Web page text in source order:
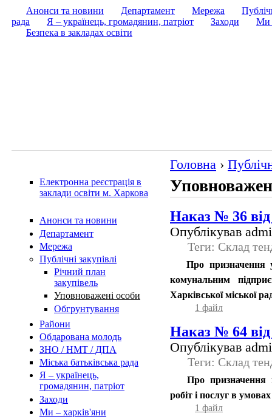
Анонси та новини Департамент Мережа
рада
Я – українець, громадянин, патріот Заходи
Ми
Безпека в закладах освіти
Електронна реєстрація в
заклади освіти м. Харкова
Анонси та новини
Департамент
Мережа
Публічні закупівлі
Річний план
закупівель
Уповноважені особи
Обгрунтування
Райони
Обдарована молодь
ЗНО / НМТ / ДПА
Міська батьківська рада
Я – українець,
громадянин, патріот
Заходи
Ми – харків'яни
Головна ›
Наказ № 36 від
Опублікував
Теги: Склад
Про призначення
комунальним
Харківської міської
1 файл
Наказ № 64 від
Опублікував
Теги: Склад
Про призначення
робіт і послуг в
1 файл